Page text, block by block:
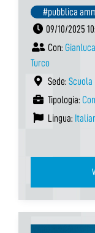
#pubblica
09/10/2025
Con:
Turco
Sede: Scuola
Tipologia:
Lingua: